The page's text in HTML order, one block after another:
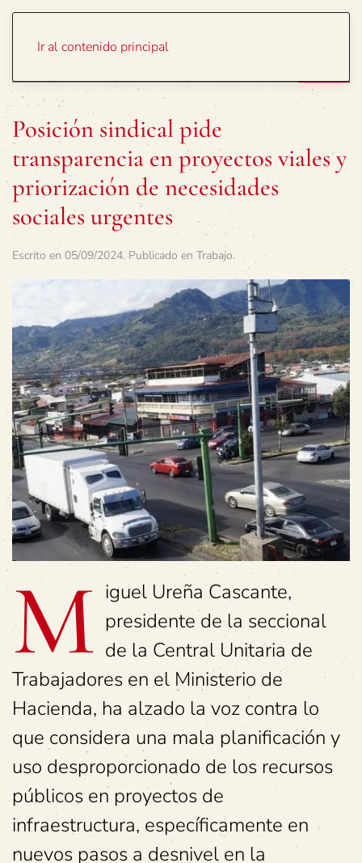
Ir al contenido principal
Posición sindical pide
transparencia en proyectos viales y
priorización de necesidades
sociales urgentes
Escrito en 05/09/2024. Publicado en Trabajo.
M iguel Ureña Cascante,
presidente de la seccional
de la Central Unitaria de
Trabajadores en el Ministerio de
Hacienda, ha alzado la voz contra lo
que considera una mala planificación y
uso desproporcionado de los recursos
públicos en proyectos de
infraestructura, específicamente en
nuevos pasos a desnivel en la